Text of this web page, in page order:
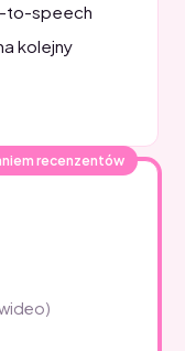
to-speech
kolejny
recenzentów